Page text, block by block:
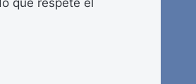
que respete el